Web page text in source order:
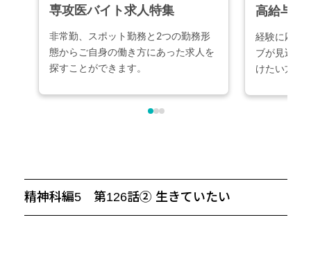
精神科編5 第126話② 生きていたい